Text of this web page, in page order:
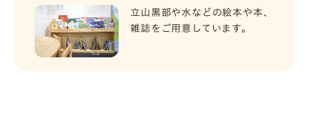
立山黒部や水などの絵本や本、
雑誌をご用意しています。